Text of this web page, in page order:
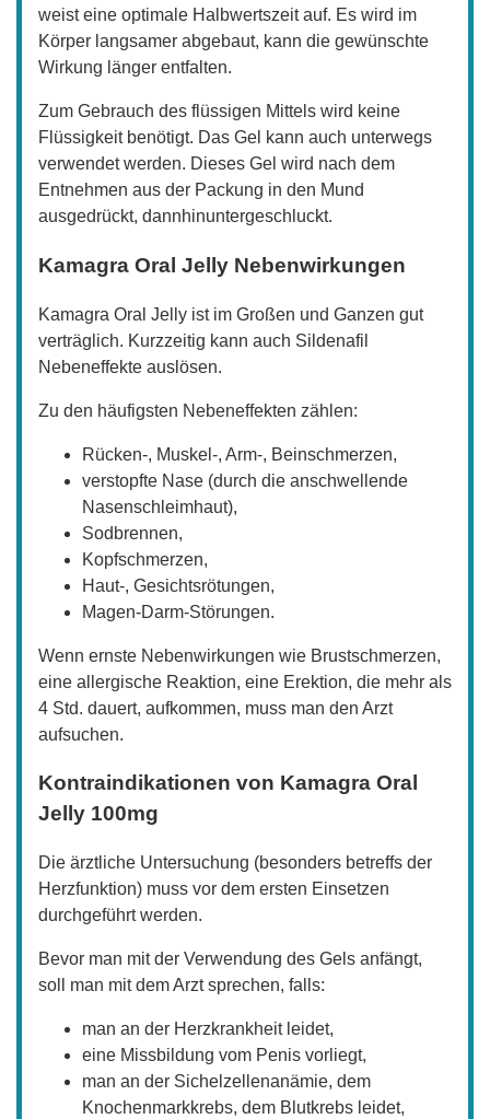
weist eine optimale Halbwertszeit auf. Es wird im
Körper langsamer abgebaut, kann die gewünschte
Wirkung länger entfalten.
Zum Gebrauch des flüssigen Mittels wird keine
Flüssigkeit benötigt. Das Gel kann auch unterwegs
verwendet werden. Dieses Gel wird nach dem
Entnehmen aus der Packung in den Mund
ausgedrückt, dannhinuntergeschluckt.
Kamagra Oral Jelly Nebenwirkungen
Kamagra Oral Jelly ist im Großen und Ganzen gut
verträglich. Kurzzeitig kann auch Sildenafil
Nebeneffekte auslösen.
Zu den häufigsten Nebeneffekten zählen:
Rücken-, Muskel-, Arm-, Beinschmerzen,
verstopfte Nase (durch die anschwellende
Nasenschleimhaut),
Sodbrennen,
Kopfschmerzen,
Haut-, Gesichtsrötungen,
Magen-Darm-Störungen.
Wenn ernste Nebenwirkungen wie Brustschmerzen,
eine allergische Reaktion, eine Erektion, die mehr als
4 Std. dauert, aufkommen, muss man den Arzt
aufsuchen.
Kontraindikationen von Kamagra Oral
Jelly 100mg
Die ärztliche Untersuchung (besonders betreffs der
Herzfunktion) muss vor dem ersten Einsetzen
durchgeführt werden.
Bevor man mit der Verwendung des Gels anfängt,
soll man mit dem Arzt sprechen, falls:
man an der Herzkrankheit leidet,
eine Missbildung vom Penis vorliegt,
man an der Sichelzellenanämie, dem
Knochenmarkkrebs, dem Blutkrebs leidet,